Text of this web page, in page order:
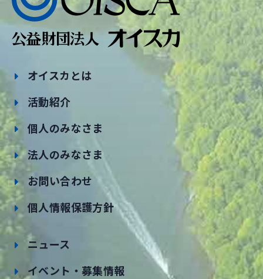
オイスカとは
活動紹介
個人のみなさま
法人のみなさま
お問い合わせ
個人情報保護方針
ニュース
イベント・募集情報